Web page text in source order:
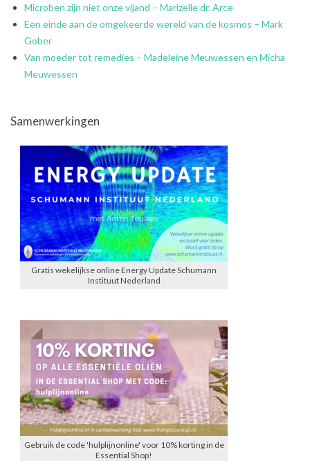
Microben zijn niet onze vijand – Marizelle dr. Arce
Een einde aan de omgekeerde wereld van de kosmos – Mark
Gober
Van moeder tot remedies – Madeleine Meuwessen en Micha
Meuwessen
Samenwerkingen
Gratis wekelijkse online Energy Update Schumann
Instituut Nederland
Gebruik de code 'hulplijnonline' voor 10% korting in de
Essential Shop!